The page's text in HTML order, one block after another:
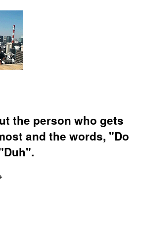
the person who gets
and the words, "Do